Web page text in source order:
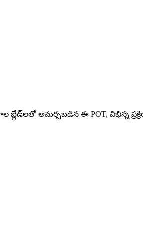
బ్లేడ్‌లతో అమర్చబడిన ఈ POT, విభిన్న